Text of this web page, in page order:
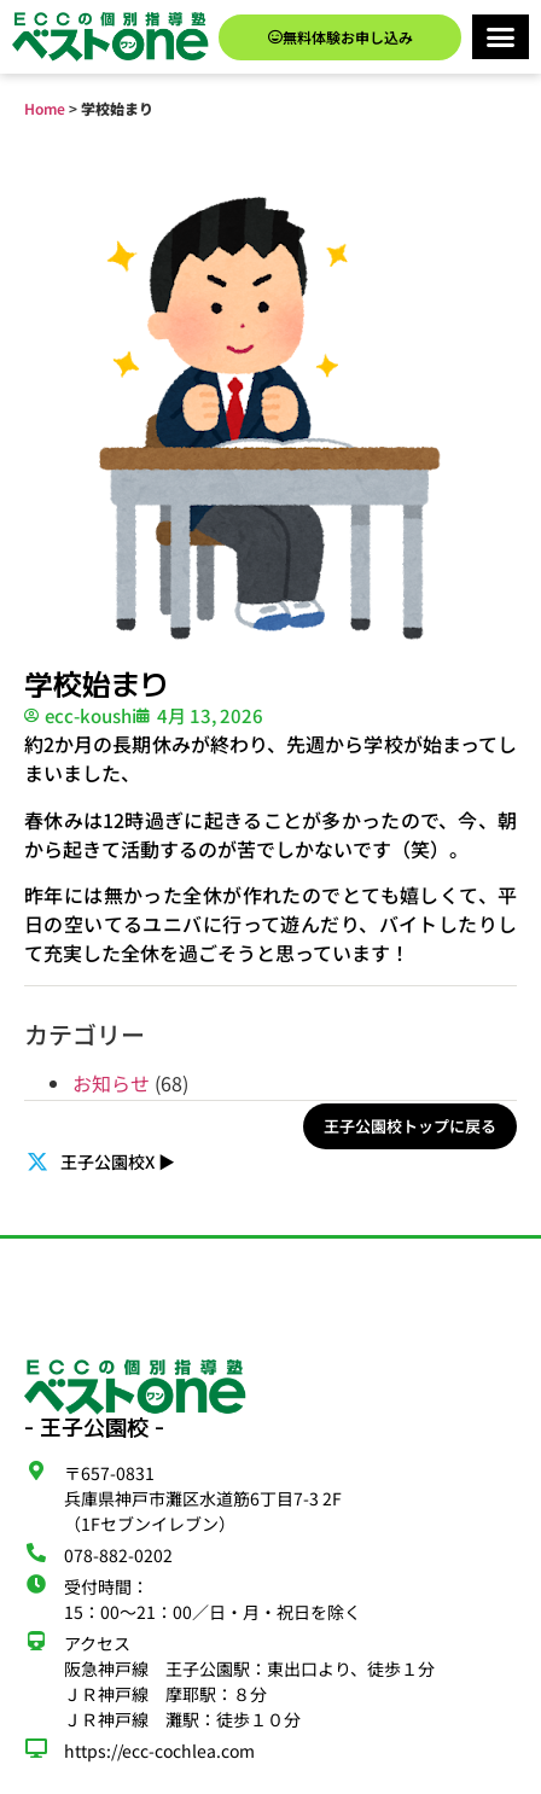
無料体験お申し込み
Home>学校始まり
学校始まり
ecc-koushi 4月 13, 2026
約2か月の長期休みが終わり、先週から学校が始まってし
まいました、
春休みは12時過ぎに起きることが多かったので、今、朝
から起きて活動するのが苦でしかないです（笑）。
昨年には無かった全休が作れたのでとても嬉しくて、平
日の空いてるユニバに行って遊んだり、バイトしたりし
て充実した全休を過ごそうと思っています！
カテゴリー
お知らせ (68)
王子公園校トップに戻る
王子公園校X ▶
- 王子公園校 -
〒657-0831
兵庫県神戸市灘区水道筋6丁目7-3 2F
（1Fセブンイレブン）
078-882-0202
受付時間：
15：00〜21：00／日・月・祝日を除く
アクセス
阪急神戸線 王子公園駅：東出口より、徒歩１分
ＪＲ神戸線 摩耶駅：８分
ＪＲ神戸線 灘駅：徒歩１０分
https://ecc-cochlea.com